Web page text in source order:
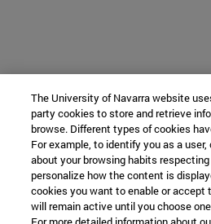
The University of Navarra website
party cookies to store and retrieve
browse. Different types of cookies
For example, to identify you as a
about your browsing habits
personalize how the content is
cookies you want to enable or accept
will remain active until you choose